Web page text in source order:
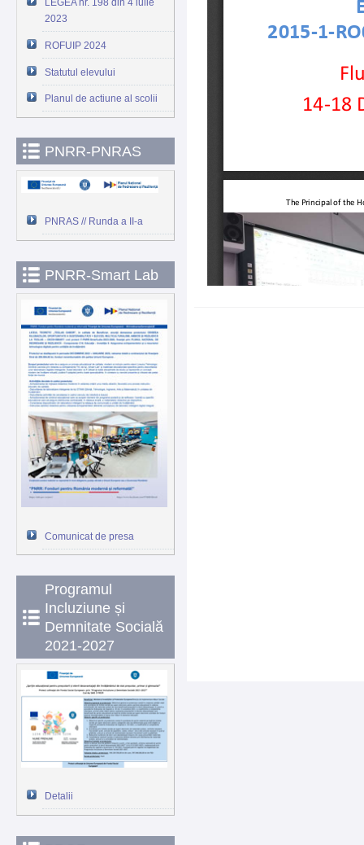
LEGEA nr. 198 din 4 iulie
2023
ROFUIP 2024
Statutul elevului
Planul de actiune al scolii
PNRR-PNRAS
PNRAS // Runda a II-a
PNRR-Smart Lab
Comunicat de presa
Programul
Incluziune și
Demnitate Socială
2021-2027
Detalii